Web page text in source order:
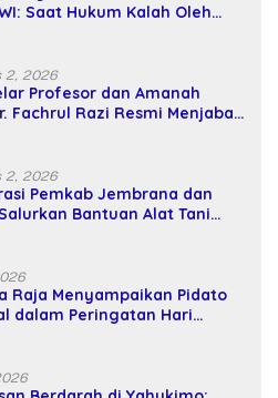
Saat Hukum Kalah Oleh
2, 2026
Profesor dan Amanah
Fachrul Razi Resmi Menjabat
2, 2026
Pemkab Jembrana dan
Salurkan Bantuan Alat Tani
Raja Menyampaikan Pidato
dalam Peringatan Hari